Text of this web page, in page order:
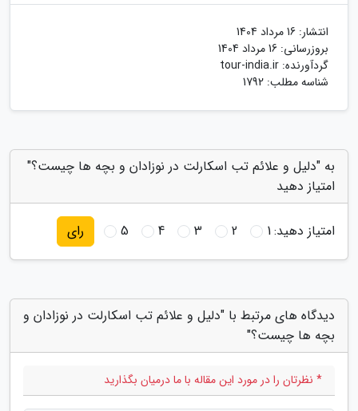
انتشار: 16 مرداد 1404
بروزرسانی: 16 مرداد 1404
گردآورنده: tour-india.ir
شناسه مطلب: 1792
به "دلیل و علائم تب اسکارلت در نوزادان و بچه ها چیست؟"
امتیاز دهید
امتیاز دهید:1
2
3
4
5 رای
دیدگاه های مرتبط با "دلیل و علائم تب اسکارلت در نوزادان و
بچه ها چیست؟"
* نظرتان را در مورد این مقاله با ما درمیان بگذارید